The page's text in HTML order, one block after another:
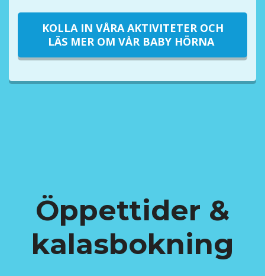
KOLLA IN VÅRA AKTIVITETER OCH
LÄS MER OM VÅR BABY HÖRNA
Öppettider &
kalasbokning